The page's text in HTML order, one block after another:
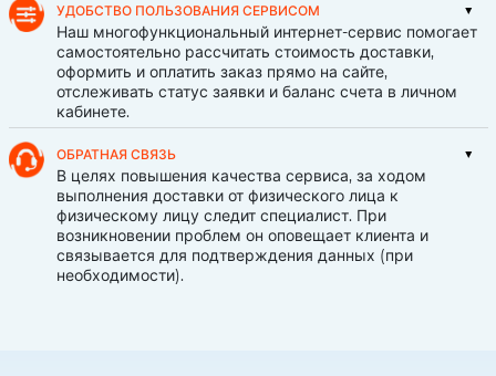
УДОБСТВО ПОЛЬЗОВАНИЯ СЕРВИСОМ
Наш многофункциональный интернет-сервис помогает
самостоятельно рассчитать стоимость доставки,
оформить и оплатить заказ прямо на сайте,
отслеживать статус заявки и баланс счета в личном
кабинете.
ОБРАТНАЯ СВЯЗЬ
В целях повышения качества сервиса, за ходом
выполнения доставки от физического лица к
физическому лицу следит специалист. При
возникновении проблем он оповещает клиента и
связывается для подтверждения данных (при
необходимости).